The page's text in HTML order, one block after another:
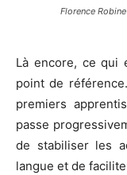
Florence
Là encore, ce qui
point de
premiers
passe
de stabiliser les
langue et de